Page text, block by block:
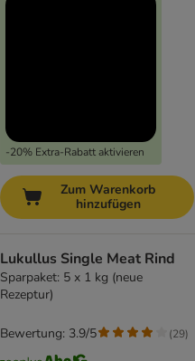
-20% Extra-Rabatt aktivieren
Zum Warenkorb
hinzufügen
Lukullus Single Meat Rind
Sparpaket: 5 x 1 kg (neue
Rezeptur)
Bewertung: 3.9/5 (29)